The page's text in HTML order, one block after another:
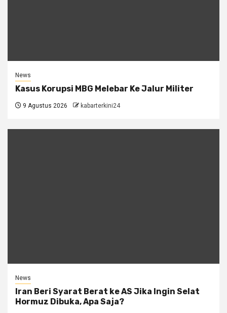
News
Kasus Korupsi MBG Melebar Ke Jalur Militer
9 Agustus 2026 kabarterkini24
News
Iran Beri Syarat Berat ke AS Jika Ingin Selat
Hormuz Dibuka, Apa Saja?